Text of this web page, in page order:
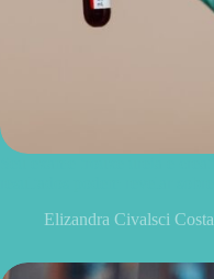
Elizandra Civalsci Costa